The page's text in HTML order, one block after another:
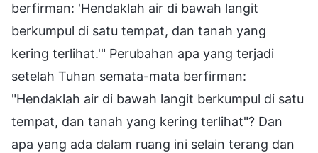
berfirman: 'Hendaklah air di bawah langit
berkumpul di satu tempat, dan tanah yang
kering terlihat.'" Perubahan apa yang terjadi
setelah Tuhan semata-mata berfirman:
"Hendaklah air di bawah langit berkumpul di satu
tempat, dan tanah yang kering terlihat"? Dan
apa yang ada dalam ruang ini selain terang dan